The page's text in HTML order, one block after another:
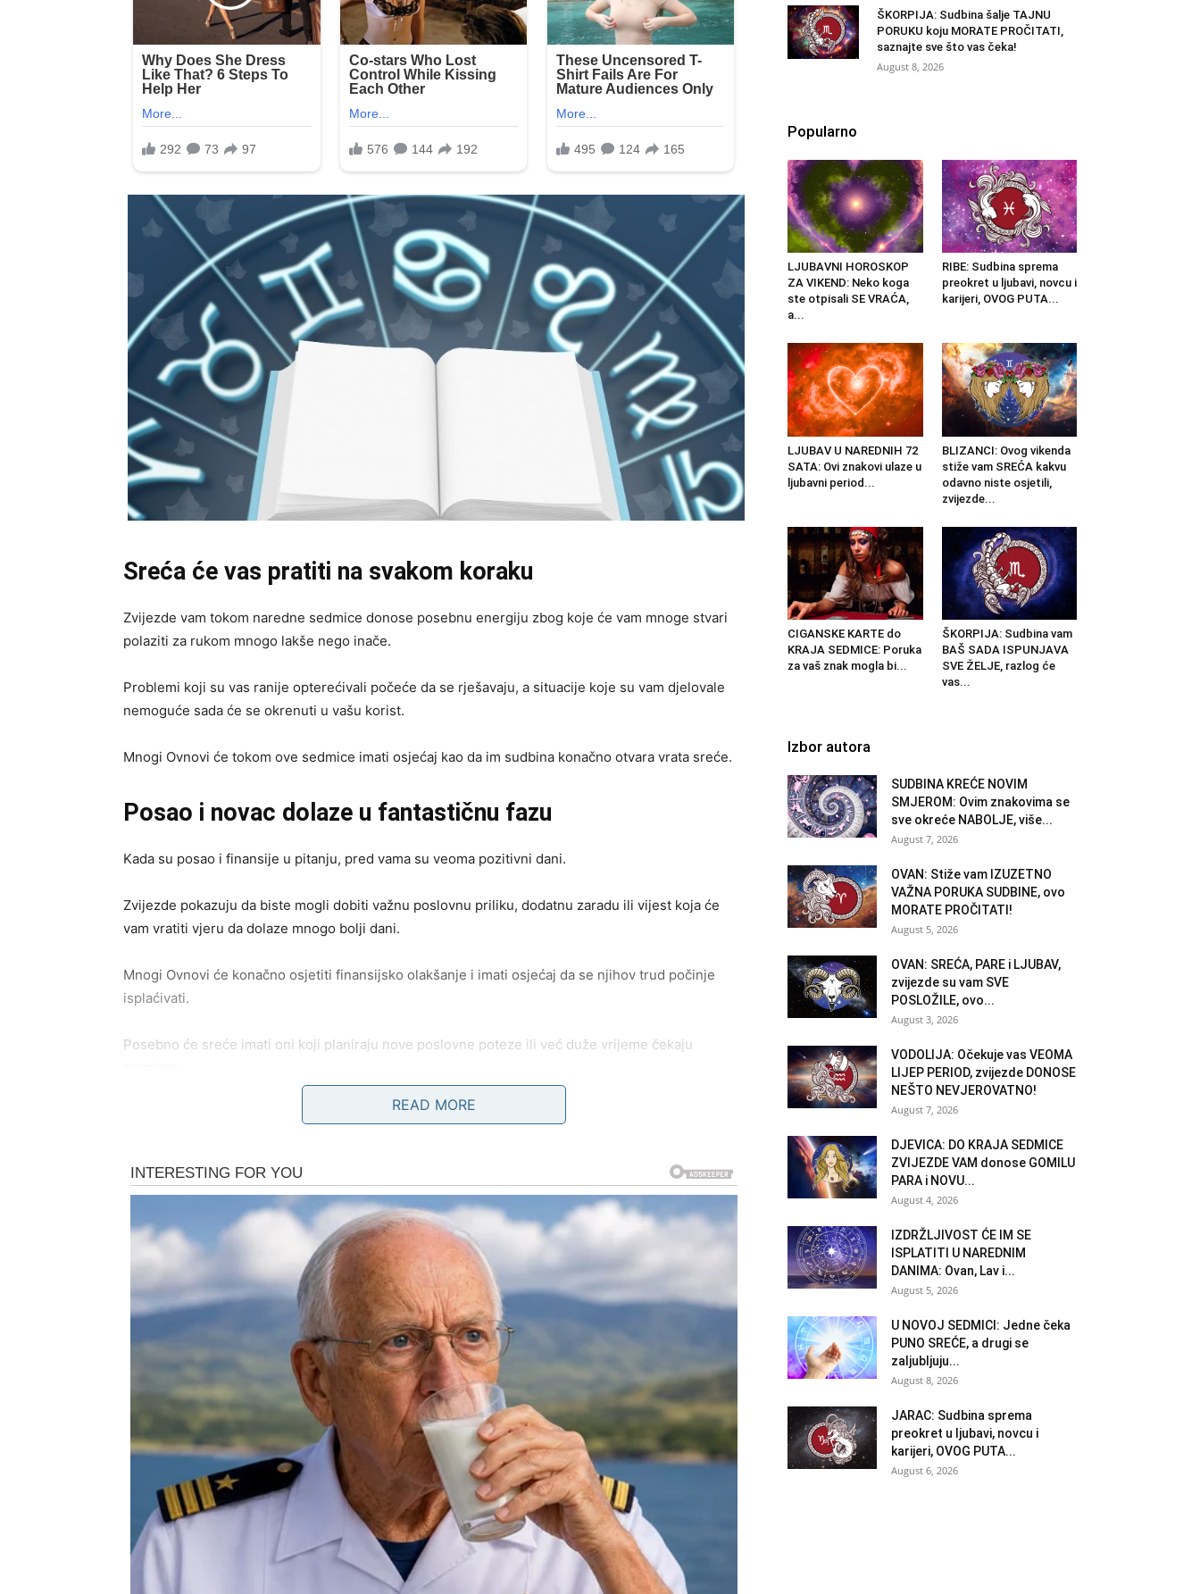
Sreća će vas pratiti na svakom koraku
Zvijezde vam tokom naredne sedmice donose posebnu energiju zbog koje će vam mnoge stvari
polaziti za rukom mnogo lakše nego inače.
Problemi koji su vas ranije opterećivali počeće da se rješavaju, a situacije koje su vam djelovale
nemoguće sada će se okrenuti u vašu korist.
Mnogi Ovnovi će tokom ove sedmice imati osjećaj kao da im sudbina konačno otvara vrata sreće.
Posao i novac dolaze u fantastičnu fazu
Kada su posao i finansije u pitanju, pred vama su veoma pozitivni dani.
Zvijezde pokazuju da biste mogli dobiti važnu poslovnu priliku, dodatnu zaradu ili vijest koja će
vam vratiti vjeru da dolaze mnogo bolji dani.
Mnogi Ovnovi će konačno osjetiti finansijsko olakšanje i imati osjećaj da se njihov trud počinje
isplaćivati.
Posebno će sreće imati oni koji planiraju nove poslovne poteze ili već duže vrijeme čekaju
Ljubav vam donosi emocije kakve dugo niste osjetili
Na polju emocija očekuju vas veoma lijepi trenuci.
Ako ste dugo bili razočarani ili usamljeni, sada dolazi period tokom kojeg biste mogli upoznati
READ MORE
ŠKORPIJA: Sudbina šalje TAJNU
PORUKU koju MORATE PROČITATI,
saznajte sve što vas čeka!
August 8, 2026
Popularno
LJUBAVNI HOROSKOP
ZA VIKEND: Neko koga
ste otpisali SE VRAĆA,
a...
RIBE: Sudbina sprema
preokret u ljubavi, novcu i
karijeri, OVOG PUTA...
LJUBAV U NAREDNIH 72
SATA: Ovi znakovi ulaze u
ljubavni period...
BLIZANCI: Ovog vikenda
stiže vam SREĆA kakvu
odavno niste osjetili,
zvijezde...
CIGANSKE KARTE do
KRAJA SEDMICE: Poruka
za vaš znak mogla bi...
ŠKORPIJA: Sudbina vam
BAŠ SADA ISPUNJAVA
SVE ŽELJE, razlog će
vas...
Izbor autora
SUDBINA KREĆE NOVIM
SMJEROM: Ovim znakovima se
sve okreće NABOLJE, više...
August 7, 2026
OVAN: Stiže vam IZUZETNO
VAŽNA PORUKA SUDBINE, ovo
MORATE PROČITATI!
August 5, 2026
OVAN: SREĆA, PARE i LJUBAV,
zvijezde su vam SVE
POSLOŽILE, ovo...
August 3, 2026
VODOLIJA: Očekuje vas VEOMA
LIJEP PERIOD, zvijezde DONOSE
NEŠTO NEVJEROVATNO!
August 7, 2026
DJEVICA: DO KRAJA SEDMICE
ZVIJEZDE VAM donose GOMILU
PARA i NOVU...
August 4, 2026
IZDRŽLJIVOST ĆE IM SE
ISPLATITI U NAREDNIM
DANIMA: Ovan, Lav i...
August 5, 2026
U NOVOJ SEDMICI: Jedne čeka
PUNO SREĆE, a drugi se
zaljubljuju...
August 8, 2026
JARAC: Sudbina sprema
preokret u ljubavi, novcu i
karijeri, OVOG PUTA...
August 6, 2026